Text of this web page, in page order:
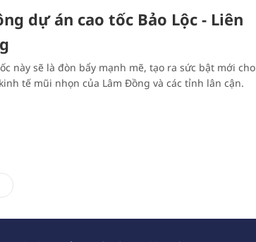
dự án cao tốc Bảo Lộc - Liên
này sẽ là đòn bẩy mạnh mẽ, tạo ra sức bật mới cho
tế mũi nhọn của Lâm Đồng và các tỉnh lân cận.